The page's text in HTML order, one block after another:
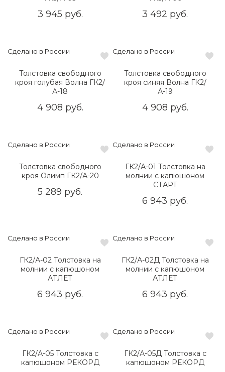
3 945 руб. 3 492 руб.
Сделано в России
Толстовка свободного
кроя голубая Волна ГК2/
А-18
4 908 руб.
Сделано в России
Толстовка свободного
кроя синяя Волна ГК2/
А-19
4 908 руб.
Сделано в России
Толстовка свободного
кроя Олимп ГК2/А-20
5 289 руб.
Сделано в России
ГК2/А-01 Толстовка на
молнии с капюшоном
СТАРТ
6 943 руб.
Сделано в России
ГК2/А-02 Толстовка на
молнии с капюшоном
АТЛЕТ
6 943 руб.
Сделано в России
ГК2/А-02Д Толстовка на
молнии с капюшоном
АТЛЕТ
6 943 руб.
Сделано в России
ГК2/А-05 Толстовка с
капюшоном РЕКОРД
Сделано в России
ГК2/А-05Д Толстовка с
капюшоном РЕКОРД